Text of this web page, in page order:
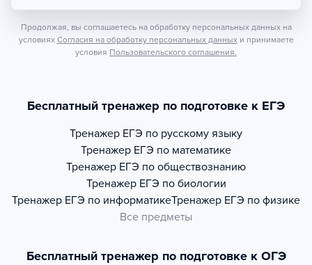
Продолжая, вы соглашаетесь на обработку персональных данных на
условиях Согласия на обработку персональных данных и принимаете
условия Пользовательского соглашения.
Бесплатный тренажер по подготовке к ЕГЭ
Тренажер ЕГЭ по русскому языку
Тренажер ЕГЭ по математике
Тренажер ЕГЭ по обществознанию
Тренажер ЕГЭ по биологии
Тренажер ЕГЭ по информатикеТренажер ЕГЭ по физике
Все предметы
Бесплатный тренажер по подготовке к ОГЭ